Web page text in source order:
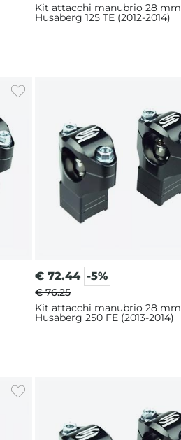
Kit attacchi manubrio 28 mm
Husaberg 125 TE (2012-2014)
€ 72.44 -5%
€ 76.25
Kit attacchi manubrio 28 mm
Husaberg 250 FE (2013-2014)